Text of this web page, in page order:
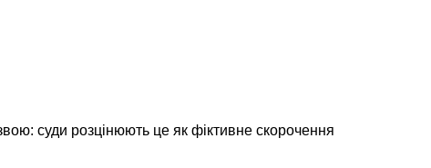
суди розцінюють це як фіктивне скорочення